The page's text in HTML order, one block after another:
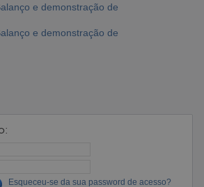
e demonstração de
e demonstração de
Esqueceu-se da sua password de acesso?